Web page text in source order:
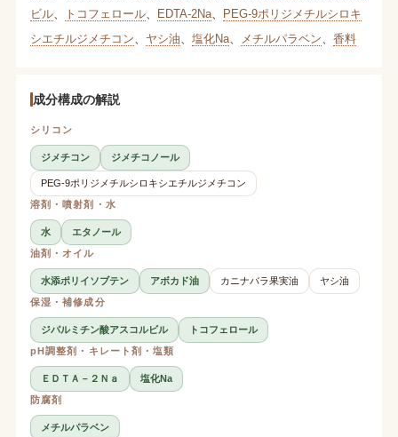
ビル、 トコフェロール、 EDTA-2Na、 PEG-9ポリジメチルシロキ
シエチルジメチコン
ヤシ油 塩化Na、 メチルパラベン 香料
成分構成の解説
シリコン
ジメチコン ジメチコノール
PEG-9ポリジメチルシロキシエチルジメチコン
溶剤・噴射剤・水
水
エタノール
油剤・オイル
水添ポリイソブテン アボカド油 カニナバラ果実油
ヤシ油
保湿・補修成分
ジパルミチン酸アスコルビル
トコフェロール
pH調整剤・キレート剤・塩類
ＥＤＴＡ－２Ｎａ
塩化Na
防腐剤
メチルパラベン